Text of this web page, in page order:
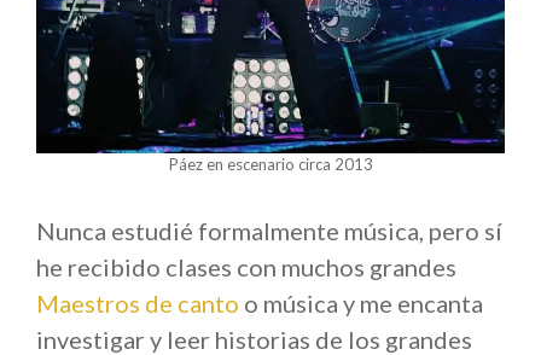
Páez en escenario circa 2013
Nunca estudié formalmente música, pero sí
he recibido clases con muchos grandes
Maestros de canto o música y me encanta
investigar y leer historias de los grandes